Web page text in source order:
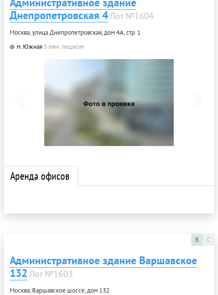
Днепропетровская 4Лот №1604
Москва, улица Днепропетровская, дом 4А, стр. 1
м. Южная 5 мин. пешком
Аренда офисов
B C
Административное здание Варшавское
132 Лот №1603
Москва, Варшавское шоссе, дом 132